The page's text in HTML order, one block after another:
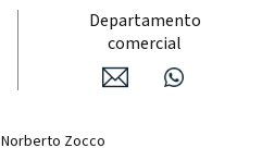
Departamento
comercial
Norberto Zocco